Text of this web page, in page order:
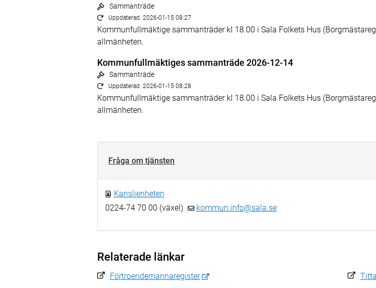
Sammanträde
Uppdaterad: 2026-01-15 08:27
Kommunfullmäktige sammanträder kl 18.00 i Sala Folkets Hus
allmänheten.
Kommunfullmäktiges sammanträde 2026-12-14
Sammanträde
Uppdaterad: 2026-01-15 08:28
Kommunfullmäktige sammanträder kl 18.00 i Sala Folkets Hus
allmänheten.
Fråga om tjänsten
Kanslienheten
0224-74 70 00 (växel)
kommun.info@sala.se
Relaterade länkar
Förtroendemannaregister